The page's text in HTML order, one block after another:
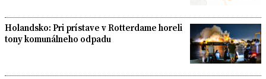
Holandsko: Pri prístave v Rotterdame horeli
tony komunálneho odpadu